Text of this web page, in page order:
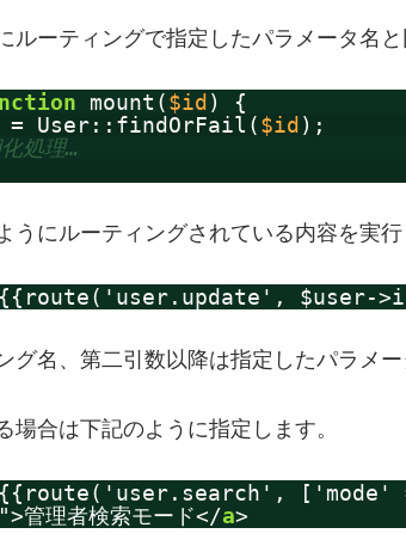
ルーティングで指定したパラメータ名と
mount($id) {
= User::findOrFail($id);
処理…
うにルーティングされている内容を実行
$user-
グ名、第二引数以降は指定したパラメー
場合は下記のように指定します。
['mode'
理者検索モード</a>